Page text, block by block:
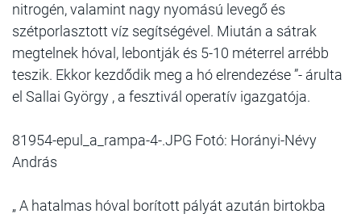
nitrogén, valamint nagy nyomású levegő és
szétporlasztott víz segítségével. Miután a sátrak
megtelnek hóval, lebontják és 5-10 méterrel arrébb
teszik. Ekkor kezdődik meg a hó elrendezése ”- árulta
el Sallai György , a fesztivál operatív igazgatója.
81954-epul_a_rampa-4-.JPG Fotó: Horányi-Névy
András
„ A hatalmas hóval borított pályát azután birtokba